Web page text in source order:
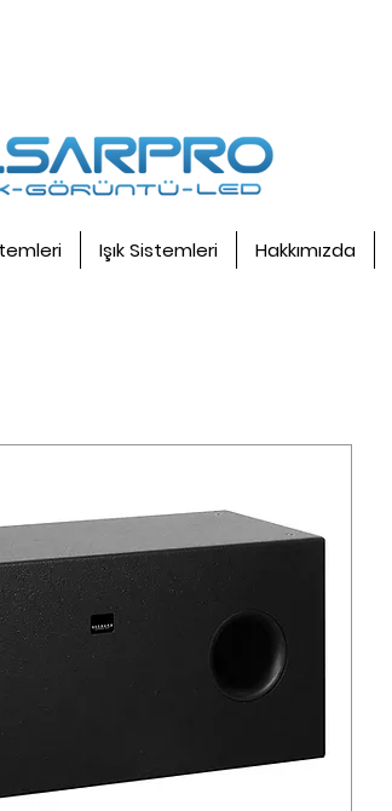
Işık Sistemleri Hakkımızda